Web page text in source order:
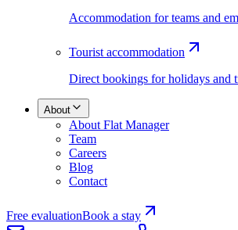
Accommodation for teams and
Tourist accommodation
Direct bookings for holidays and
About
About Flat Manager
Team
Careers
Blog
Contact
Free evaluationBook a stay